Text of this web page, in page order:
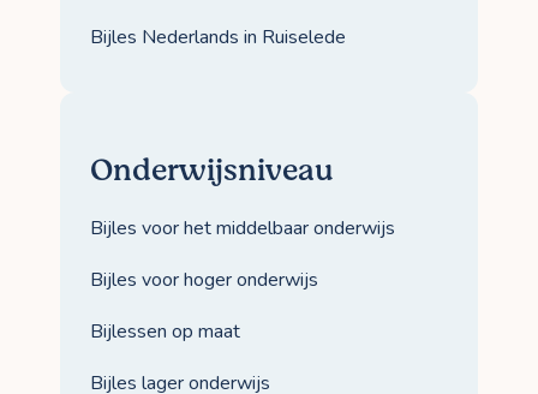
Bijles Nederlands in Ruiselede
Onderwijsniveau
Bijles voor het middelbaar onderwijs
Bijles voor hoger onderwijs
Bijlessen op maat
Bijles lager onderwijs